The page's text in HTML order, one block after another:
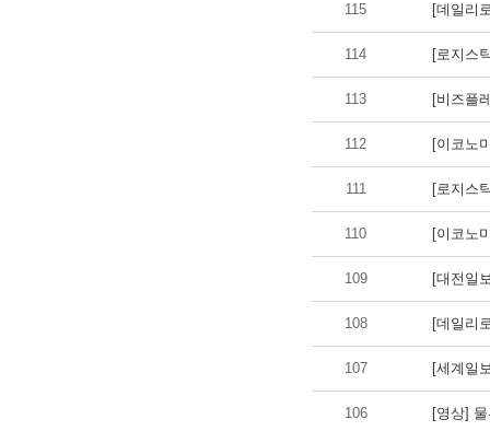
115 [데일리
114 [로지스
113 [비즈플
112 [이코노
111 [로지스
110 [이코노
109 [대전일
108 [데일리
107 [세계일
106 [영상]